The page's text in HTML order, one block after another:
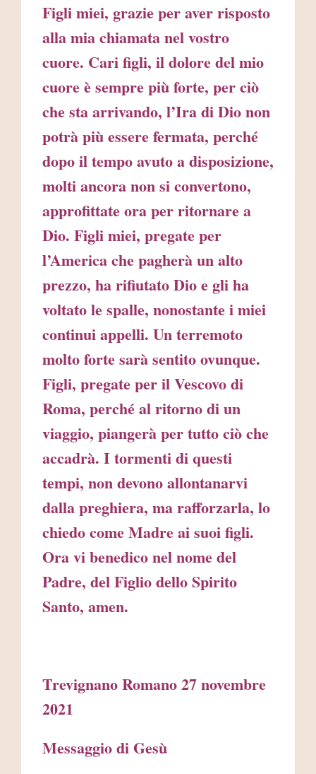
Figli miei, grazie per aver risposto
alla mia chiamata nel vostro
cuore. Cari figli, il dolore del mio
cuore è sempre più forte, per ciò
che sta arrivando, l’Ira di Dio non
potrà più essere fermata, perché
dopo il tempo avuto a disposizione,
molti ancora non si convertono,
approfittate ora per ritornare a
Dio. Figli miei, pregate per
l’America che pagherà un alto
prezzo, ha rifiutato Dio e gli ha
voltato le spalle, nonostante i miei
continui appelli. Un terremoto
molto forte sarà sentito ovunque.
Figli, pregate per il Vescovo di
Roma, perché al ritorno di un
viaggio, piangerà per tutto ciò che
accadrà. I tormenti di questi
tempi, non devono allontanarvi
dalla preghiera, ma rafforzarla, lo
chiedo come Madre ai suoi figli.
Ora vi benedico nel nome del
Padre, del Figlio dello Spirito
Santo, amen.
Trevignano Romano 27 novembre
2021
Messaggio di Gesù